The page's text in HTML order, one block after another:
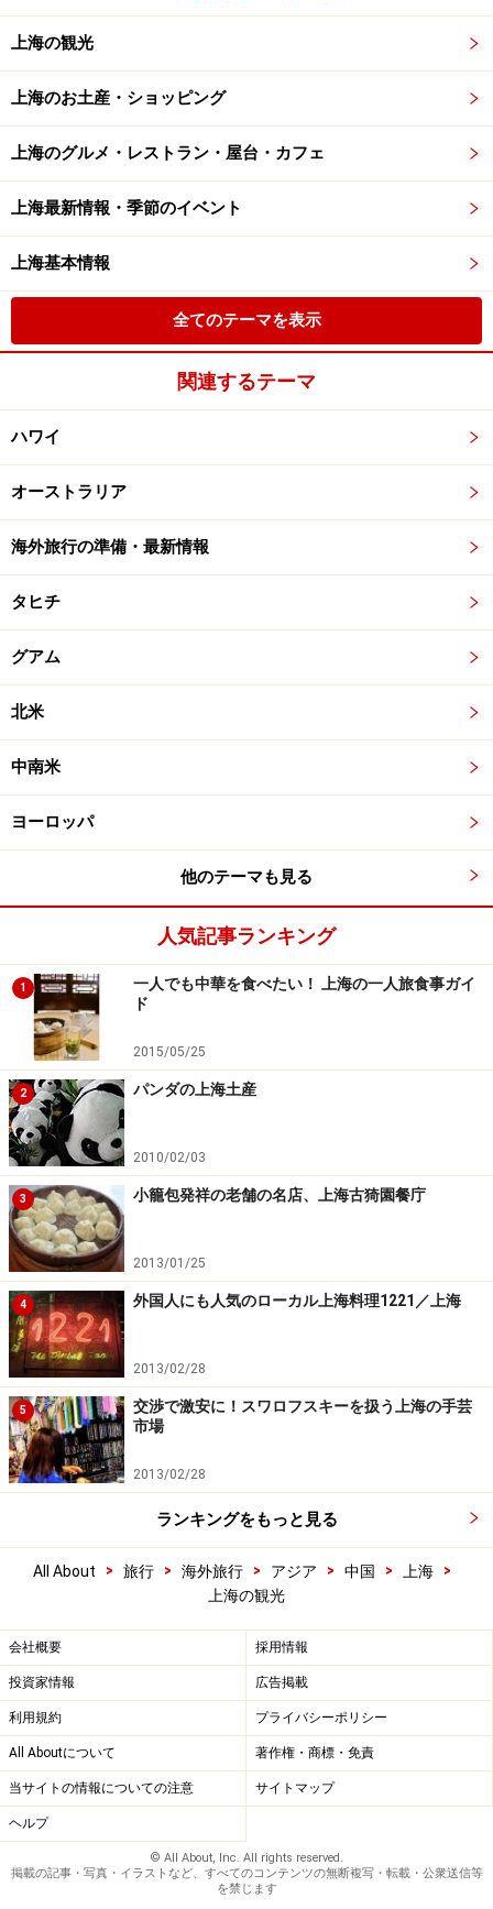
上海の観光
上海のお土産・ショッピング
上海のグルメ・レストラン・屋台・カフェ
上海最新情報・季節のイベント
上海基本情報
全てのテーマを表示
関連するテーマ
ハワイ
オーストラリア
海外旅行の準備・最新情報
タヒチ
グアム
北米
中南米
ヨーロッパ
他のテーマも見る
人気記事ランキング
1
一人でも中華を食べたい！ 上海の一人旅食事ガイ
ド
2015/05/25
2 パンダの上海土産
2010/02/03
3 小籠包発祥の老舗の名店、上海古猗園餐庁
2013/01/25
4 外国人にも人気のローカル上海料理1221／上海
2013/02/28
5
交渉で激安に！スワロフスキーを扱う上海の手芸
市場
2013/02/28
ランキングをもっと見る
All About > 旅行 > 海外旅行 > アジア > 中国 > 上海
>
上海の観光
会社概要 採用情報
投資家情報 広告掲載
利用規約 プライバシーポリシー
All Aboutについて 著作権・商標・免責
当サイトの情報についての注意 サイトマップ
ヘルプ
© All About, Inc. All rights reserved.
掲載の記事・写真・イラストなど、すべてのコンテンツの無断複写・転載・公衆送信等
を禁じます